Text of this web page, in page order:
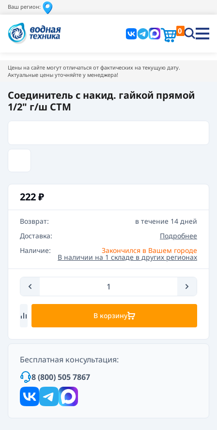
Ваш регион:
0
Цены на сайте могут отличаться от фактических на текущую дату.
Актуальные цены уточняйте у менеджера!
Соединитель с накид. гайкой прямой
1/2" г/ш CTM
222₽
Возврат:
в течение 14 дней
Доставка:
Подробнее
Наличие:
Закончился в Вашем городе
В наличии на 1 складе в других регионах
В корзину
Бесплатная консультация:
8 (800) 505 7867